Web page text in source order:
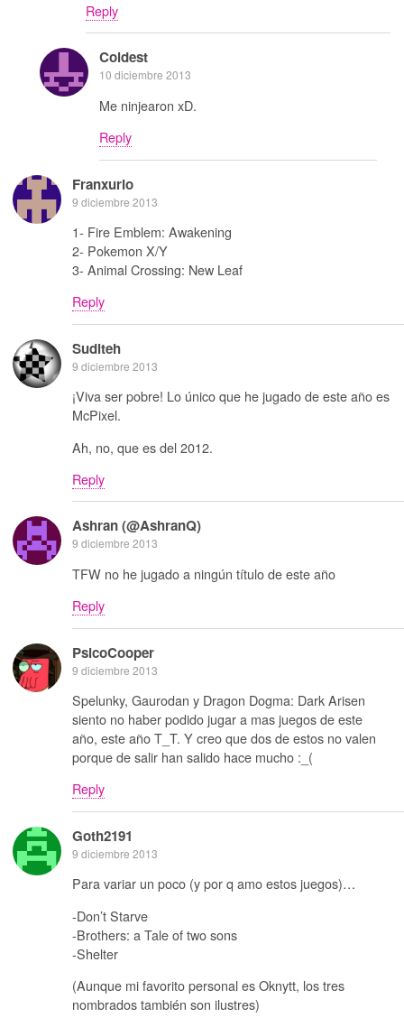
Reply
Coldest
10 diciembre 2013
Me ninjearon xD.
Reply
Franxurio
9 diciembre 2013
1- Fire Emblem: Awakening
2- Pokemon X/Y
3- Animal Crossing: New Leaf
Reply
Suditeh
9 diciembre 2013
¡Viva ser pobre! Lo único que he jugado de este año es
McPixel.
Ah, no, que es del 2012.
Reply
Ashran (@AshranQ)
9 diciembre 2013
TFW no he jugado a ningún título de este año
Reply
PsicoCooper
9 diciembre 2013
Spelunky, Gaurodan y Dragon Dogma: Dark Arisen
siento no haber podido jugar a mas juegos de este
año, este año T_T. Y creo que dos de estos no valen
porque de salir han salido hace mucho :_(
Reply
Goth2191
9 diciembre 2013
Para variar un poco (y por q amo estos juegos)…
-Don’t Starve
-Brothers: a Tale of two sons
-Shelter
(Aunque mi favorito personal es Oknytt, los tres
nombrados también son ilustres)